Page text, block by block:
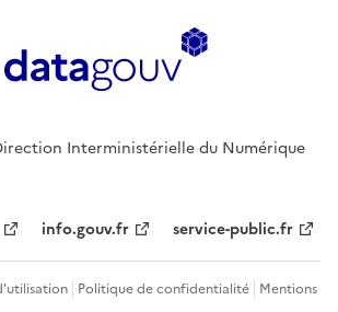
Interministérielle du Numérique
info.gouv.fr service-public.fr
Politique de confidentialité Mentions